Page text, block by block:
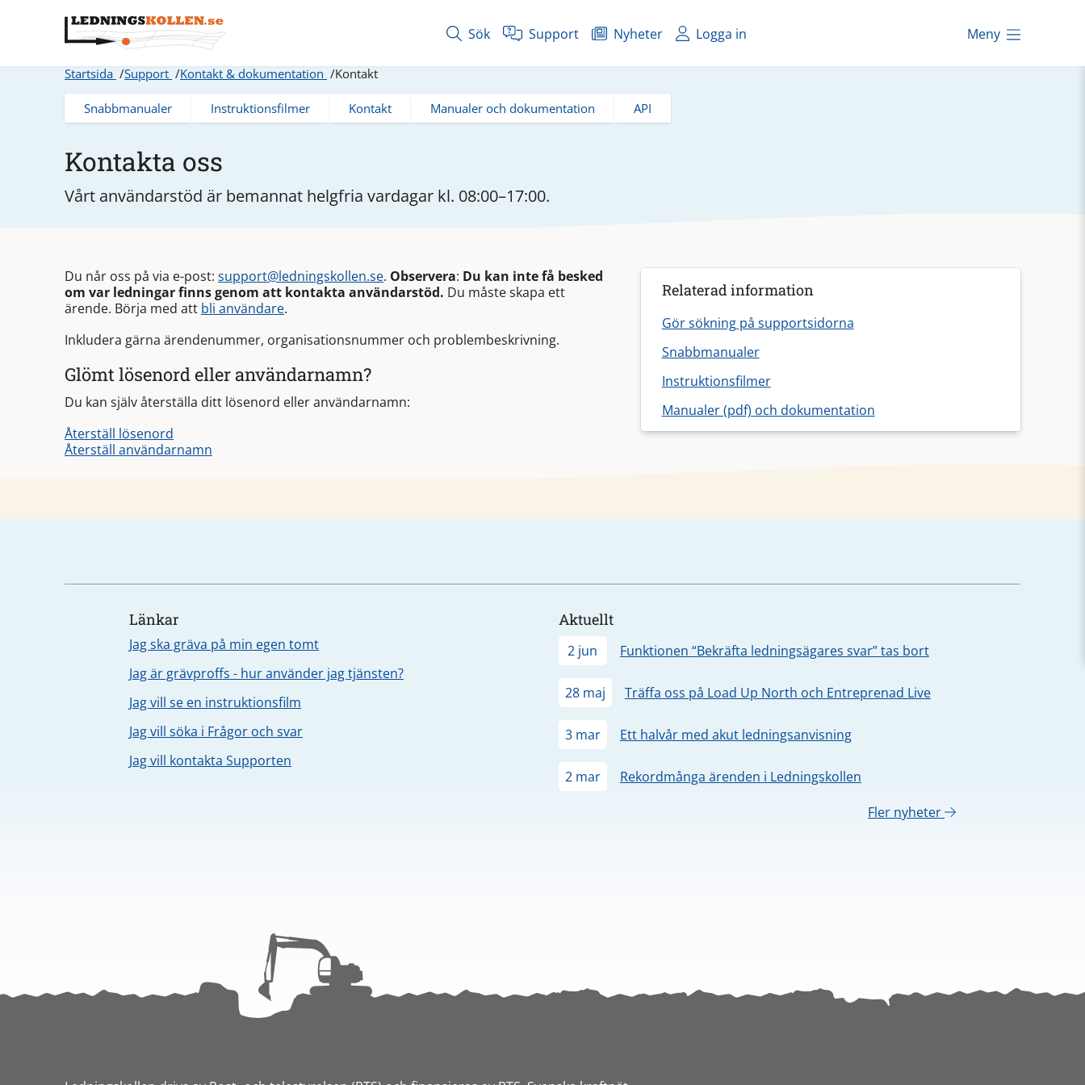
Sök Support Nyheter Logga in Meny
Startsida Support Kontakt & dokumentation Kontakt
Snabbmanualer Instruktionsfilmer Kontakt Manualer och dokumentation API
Kontakta oss
Vårt användarstöd är bemannat helgfria vardagar kl. 08:00–17:00.
Du når oss på via e-post: support@ledningskollen.se. Observera: Du kan inte få besked
om var ledningar finns genom att kontakta användarstöd. Du måste skapa ett
ärende. Börja med att bli användare.
Inkludera gärna ärendenummer, organisationsnummer och problembeskrivning.
Glömt lösenord eller användarnamn?
Du kan själv återställa ditt lösenord eller användarnamn:
Återställ lösenord
Återställ användarnamn
Relaterad information
Gör sökning på supportsidorna
Snabbmanualer
Instruktionsfilmer
Manualer (pdf) och dokumentation
Länkar
Jag ska gräva på min egen tomt
Jag är grävproffs - hur använder jag tjänsten?
Jag vill se en instruktionsfilm
Jag vill söka i Frågor och svar
Jag vill kontakta Supporten
Aktuellt
2 jun Funktionen “Bekräfta ledningsägares svar” tas bort
28 maj Träffa oss på Load Up North och Entreprenad Live
3 mar Ett halvår med akut ledningsanvisning
2 mar
Rekordmånga ärenden i Ledningskollen
Fler nyheter